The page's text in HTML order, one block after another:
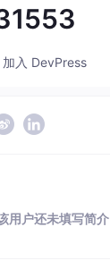
入 DevPress
用户还未填写简介